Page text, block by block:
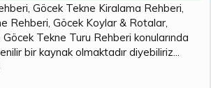
Göcek Tekne Kiralama Rehberi,
Rehberi, Göcek Koylar & Rotalar,
Tekne Turu Rehberi konularında
bir kaynak olmaktadır diyebiliriz...